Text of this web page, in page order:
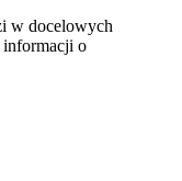
w docelowych
o